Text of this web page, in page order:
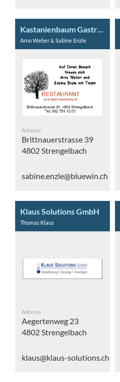
Kastanienbaum Gastro GmbH
Arno Weber & Sabine Enzle
Adresse
Brittnauerstrasse 39
4802 Strengelbach
sabine.enzle@bluewin.ch
Klaus Solutions GmbH
Thomas Klaus
Adresse
Aegertenweg 23
4802 Strengelbach
klaus@klaus-solutions.ch